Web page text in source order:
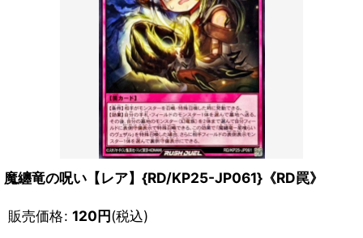
魔纏竜の呪い【レア】{RD/KP25-JP061}《RD罠》
販売価格: 120円(税込)